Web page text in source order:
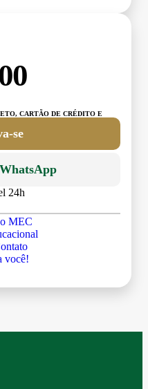
CARTÃO DE CRÉDITO E
se
24h
MEC
você!